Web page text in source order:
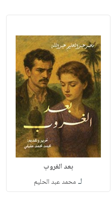
بعد الغروب
لـ محمد عبد الحليم